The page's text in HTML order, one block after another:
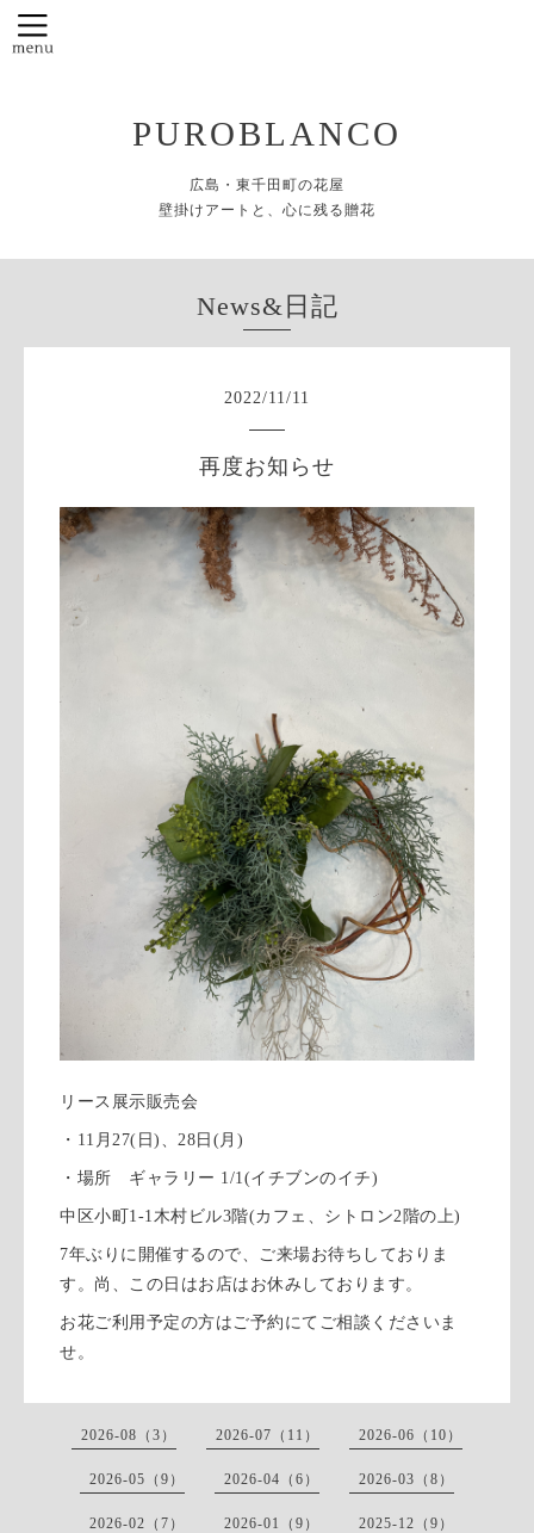
PUROBLANCO
広島・東千田町の花屋
壁掛けアートと、心に残る贈花
News&日記
2022/11 /11
再度お知らせ
リース展示販売会
・11月27(日)、28日(月)
・場所 ギャラリー 1/1(イチブンのイチ)
中区小町1-1木村ビル3階(カフェ、シトロン2階の上)
7年ぶりに開催するので、ご来場お待ちしておりま
す。尚、この日はお店はお休みしております。
お花ご利用予定の方はご予約にてご相談くださいま
せ。
2026-08（3） 2026-07（11） 2026-06（10）
2026-05（9） 2026-04（6） 2026-03（8）
2026-02（7） 2026-01（9） 2025-12（9）